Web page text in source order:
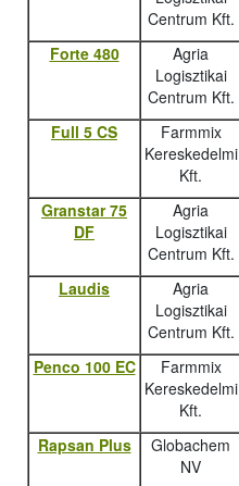
Centrum Kft.
Forte 480
Agria
Logisztikai
Centrum Kft.
Full 5 CS
Farmmix
Kereskedelmi
Kft.
Granstar 75
DF
Agria
Logisztikai
Centrum Kft.
Laudis
Agria
Logisztikai
Centrum Kft.
Penco 100 EC
Farmmix
Kereskedelmi
Kft.
Rapsan Plus
Globachem
NV